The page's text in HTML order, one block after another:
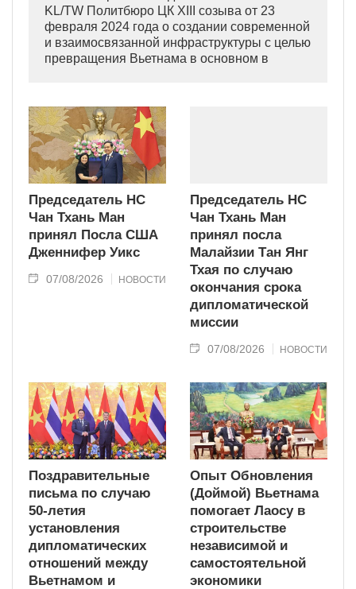
KL/TW Политбюро ЦК XIII созыва от 23
февраля 2024 года о создании современной
и взаимосвязанной инфраструктуры с целью
превращения Вьетнама в основном в
Председатель НС
Чан Тхань Ман
принял Посла США
Дженнифер Уикс
07/08/2026 НОВОСТИ
Председатель НС
Чан Тхань Ман
принял посла
Малайзии Тан Янг
Тхая по случаю
окончания срока
дипломатической
миссии
07/08/2026 НОВОСТИ
Поздравительные
письма по случаю
50-летия
установления
дипломатических
отношений между
Вьетнамом и
Опыт Обновления
(Доймой) Вьетнама
помогает Лаосу в
строительстве
независимой и
самостоятельной
экономики